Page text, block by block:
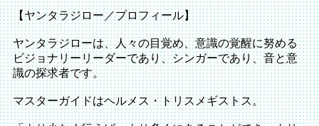
【ヤンタラジロー／プロフィール】
ヤンタラジローは、人々の目覚め、意識の覚醒に努める
ビジョナリーリーダーであり、シンガーであり、音と意
識の探求者です。
マスターガイドはヘルメス・トリスメギストス。